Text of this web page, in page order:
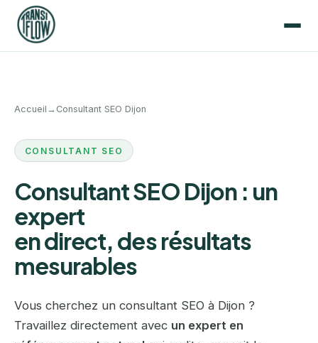
Accueil → Consultant SEO Dijon
CONSULTANT SEO
Consultant SEO Dijon : un
expert
en direct, des résultats
mesurables
Vous cherchez un consultant SEO à Dijon ?
Travaillez directement avec un expert en